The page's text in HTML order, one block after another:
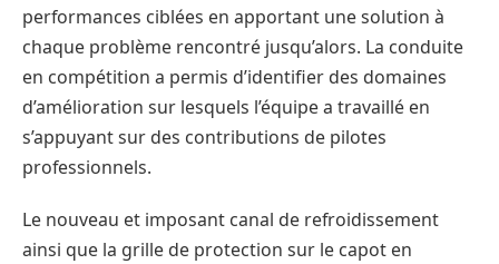
performances ciblées en apportant une solution à
chaque problème rencontré jusqu’alors. La conduite
en compétition a permis d’identifier des domaines
d’amélioration sur lesquels l’équipe a travaillé en
s’appuyant sur des contributions de pilotes
professionnels.
Le nouveau et imposant canal de refroidissement
ainsi que la grille de protection sur le capot en